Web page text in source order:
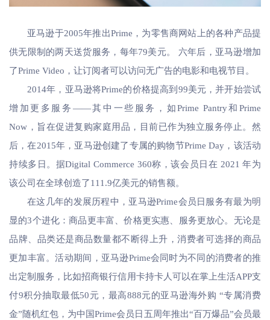
亚马逊于2005年推出Prime，为零售商网站上的各种产品提
供无限制的两天送货服务，每年79美元。 六年后，亚马逊增加
了Prime Video，让订阅者可以访问无广告的电影和电视节目。
2014年，亚马逊将Prime的价格提高到99美元，并开始尝试
增加更多服务——其中一些服务，如Prime Pantry和Prime
Now，旨在促进复购家庭用品，目前已作为独立服务停止。然
后，在2015年，亚马逊创建了专属的购物节Prime Day，该活动
持续多日。据Digital Commerce 360称，该会员日在 2021 年为
该公司在全球创造了111.9亿美元的销售额。
在这几年的发展历程中，亚马逊Prime会员日服务有最为明
显的3个进化：商品更丰富、价格更实惠、服务更放心。无论是
品牌、品类还是商品数量都不断得上升，消费者可选择的商品
更加丰富。活动期间，亚马逊Prime会同时为不同的消费者的推
出定制服务，比如招商银行信用卡持卡人可以在掌上生活APP支
付9积分抽取最低50元，最高888元的亚马逊海外购 “专属消费
金”随机红包，为中国Prime会员日五周年推出“百万爆品”会员最